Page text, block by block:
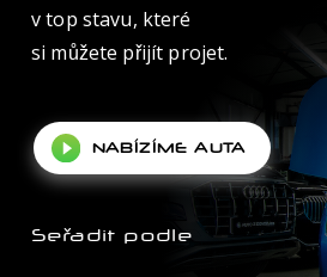
KARIÉRA
AUTOSERVIS
v top stavu, které
si můžete přijít projet.
NABÍZÍME AUTA
Seřadit podle